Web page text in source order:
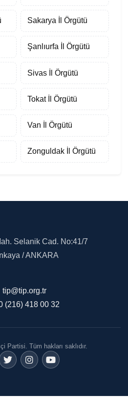
Sakarya İl Örgütü
Şanlıurfa İl Örgütü
Sivas İl Örgütü
Tokat İl Örgütü
Van İl Örgütü
Zonguldak İl Örgütü
Selanik Cad. No:41/7
/ ANKARA
tip@tip.org.tr
(216) 418 00 32
Partisi. Tüm hakları saklıdır.